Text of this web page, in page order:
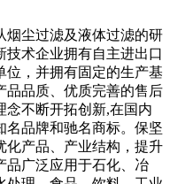
烟尘过滤及液体过滤的研
技术企业拥有自主进出口
位，并拥有固定的生产基
品品质、优质完善的售后
念不断开拓创新,在国内
名品牌和驰名商标。保坚
化产品、产业结构，提升
品广泛应用于石化、冶